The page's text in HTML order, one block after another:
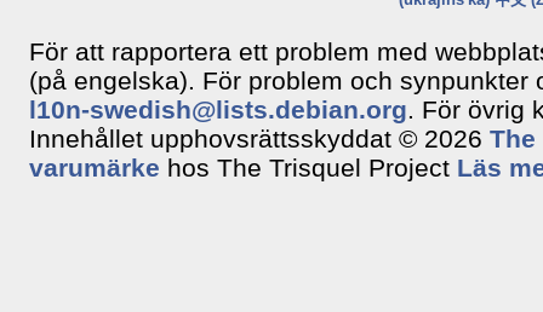
För att rapportera ett problem med
(på engelska). För problem och
l10n-swedish@lists.debian.org. För övrig
Innehållet upphovsrättsskyddat © 2026 The
varumärke hos The Trisquel Project Läs